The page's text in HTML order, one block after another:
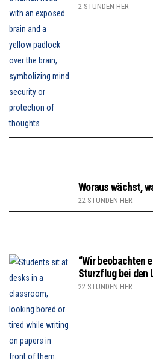
2 STUNDEN HER
Woraus wächst,
22 STUNDEN HER
“Wir beobachten
Sturzflug bei den
22 STUNDEN HER